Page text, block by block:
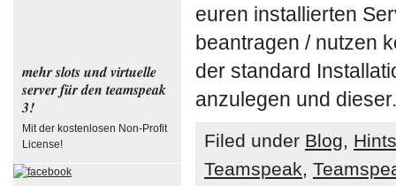
euren installierten
beantragen / nutzen
der standard
anzulegen und
Filed under Blog, Hints
Teamspeak,
mehr slots und virtuelle
server für den teamspeak
3!
Mit der kostenlosen Non-Profit
License!